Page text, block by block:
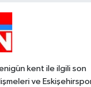
kent ile ilgili son
ve